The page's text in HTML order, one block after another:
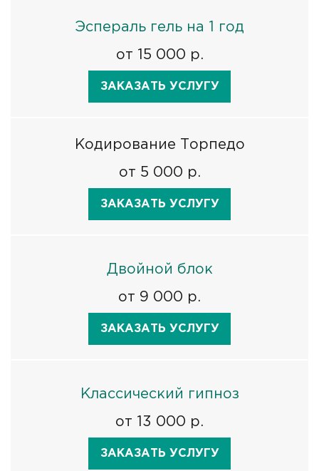
Эспераль гель на 1 год
от 15 000 р.
ЗАКАЗАТЬ УСЛУГУ
Кодирование Торпедо
от 5 000 р.
ЗАКАЗАТЬ УСЛУГУ
Двойной блок
от 9 000 р.
ЗАКАЗАТЬ УСЛУГУ
Классический гипноз
от 13 000 р.
ЗАКАЗАТЬ УСЛУГУ